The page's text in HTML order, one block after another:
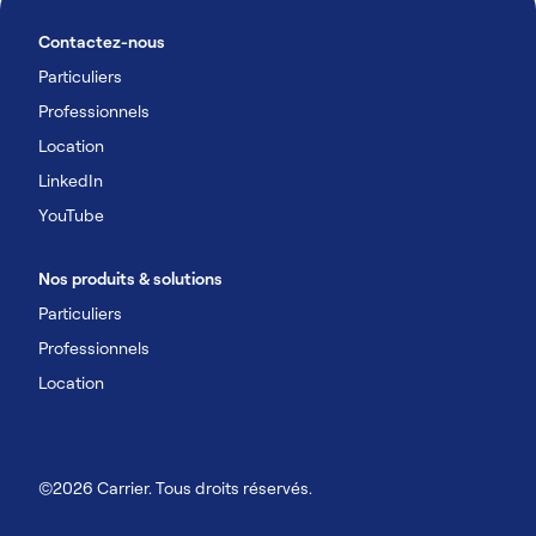
Contactez-nous
Particuliers
Professionnels
Location
LinkedIn
YouTube
Nos produits & solutions
Particuliers
Professionnels
Location
©2026 Carrier. Tous droits réservés.